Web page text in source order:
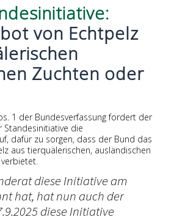
von Echtpelz
Zuchten oder
1 der Bundesverfassung fordert der
Standesinitiative die
dafür zu sorgen, dass der Bund das
aus tierquälerischen, ausländischen
diese Initiative am
hat, hat nun auch der
diese Initiative